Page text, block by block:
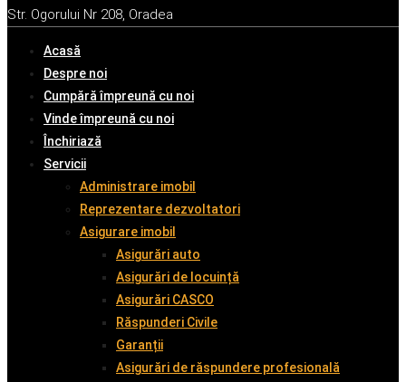
Str. Ogorului Nr 208, Oradea
Acasă
Despre noi
Cumpără împreună cu noi
Vinde împreună cu noi
Închiriază
Servicii
Administrare imobil
Reprezentare dezvoltatori
Asigurare imobil
Asigurări auto
Asigurări de locuință
Asigurări CASCO
Răspunderi Civile
Garanții
Asigurări de răspundere profesională